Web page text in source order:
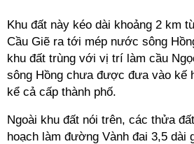
Khu đất này kéo dài khoảng 2 km
Cầu Giẽ ra tới mép nước sông
khu đất trùng với vị trí làm cầu
sông Hồng chưa được đưa vào kế
kể cả cấp thành phố.
Ngoài khu đất nói trên, các thửa
hoạch làm đường Vành đai 3,5 dài